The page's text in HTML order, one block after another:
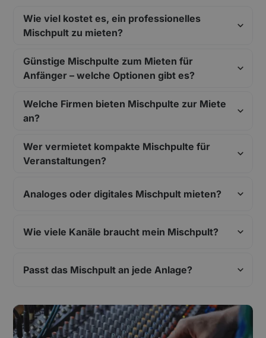
Wie viel kostet es, ein professionelles
Mischpult zu mieten?
Günstige Mischpulte zum Mieten für
Anfänger – welche Optionen gibt es?
Welche Firmen bieten Mischpulte zur Miete
an?
Wer vermietet kompakte Mischpulte für
Veranstaltungen?
Analoges oder digitales Mischpult mieten?
Wie viele Kanäle braucht mein Mischpult?
Passt das Mischpult an jede Anlage?